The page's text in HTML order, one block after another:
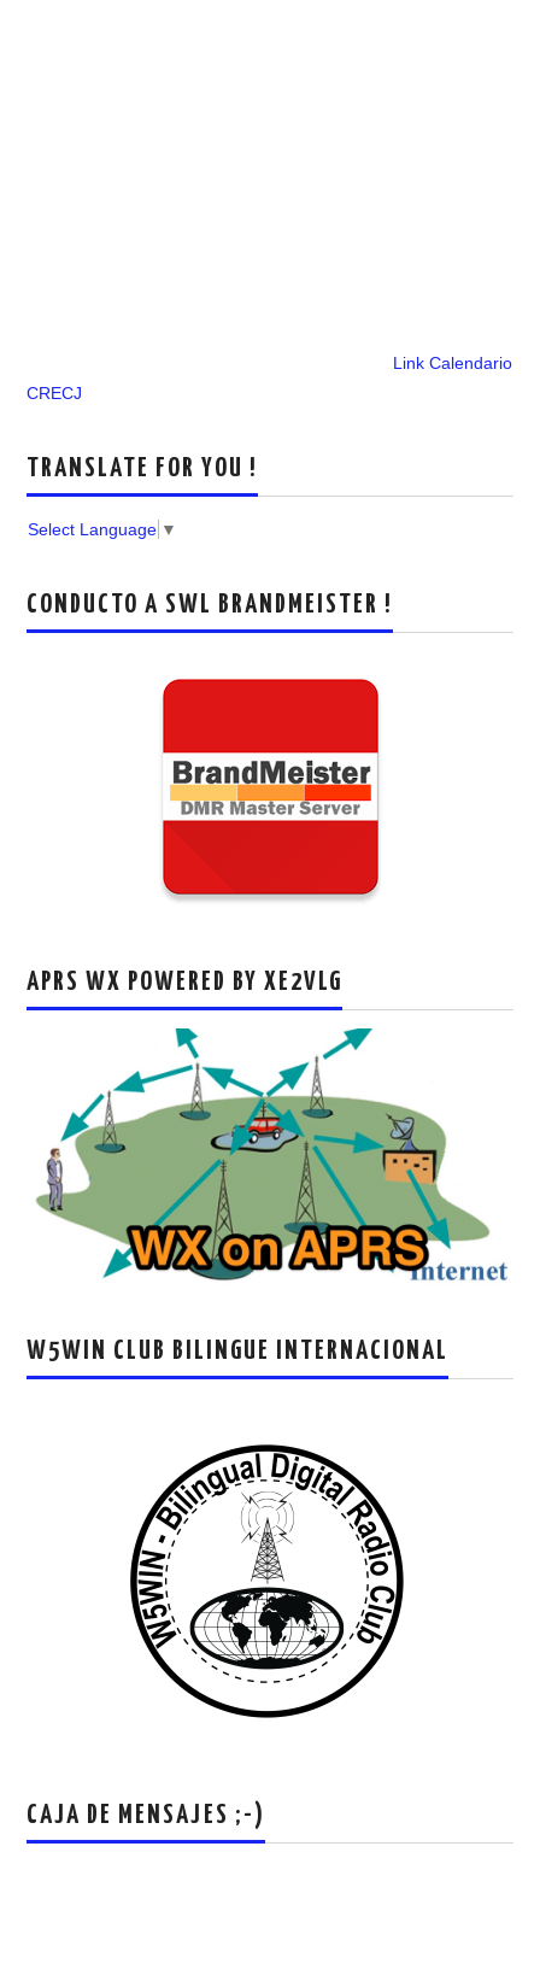
Link Calendario
CRECJ
TRANSLATE FOR YOU !
Select Language ▼
CONDUCTO A SWL BRANDMEISTER !
APRS WX POWERED BY XE2VLG
W5WIN CLUB BILINGUE INTERNACIONAL
CAJA DE MENSAJES ;-)